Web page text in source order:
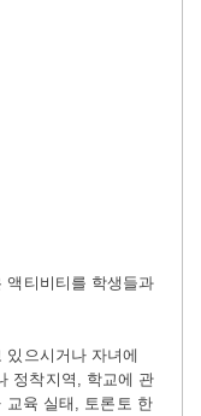
액티비티를 학생들과
으시거나 자녀에
정착지역, 학교에 관
육 실태,
토론토 한